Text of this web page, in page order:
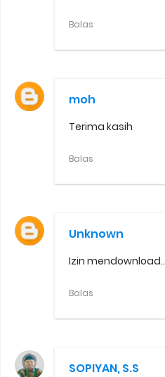
Balas
moh
Terima kasih
Balas
Unknown
Izin mendownload..
Balas
SOPIYAN, S.S